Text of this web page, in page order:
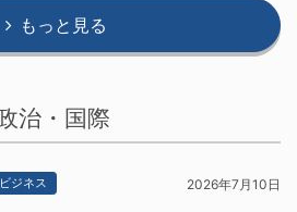
もっと見る
治・国際
ビジネス 2026年7月10日